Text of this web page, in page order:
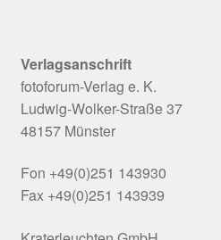
Verlagsanschrift
fotoforum-Verlag e. K.
Ludwig-Wolker-Straße 37
48157 Münster
Fon +49(0)251 143930
Fax +49(0)251 143939